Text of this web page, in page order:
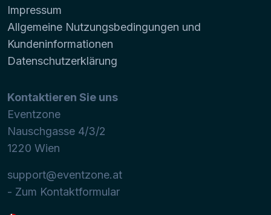
Impressum
Allgemeine Nutzungsbedingungen und
Kundeninformationen
Datenschutzerklärung
Kontaktieren Sie uns
Eventzone
Nauschgasse 4/3/2
1220 Wien
support@eventzone.at
- Zum Kontaktformular